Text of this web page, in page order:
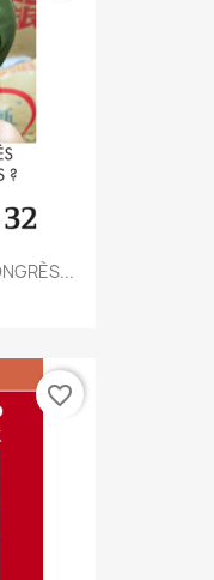
favorite_border